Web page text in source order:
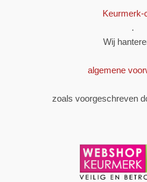
Keurmerk-
.
Wij
algemene
zoals voorgeschreven